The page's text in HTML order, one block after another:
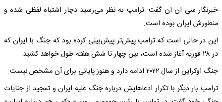
خبرنگار سی ان ان گفت: ترامپ به نظر می‌رسید دچار اشتباه لفظی شده و
منظورش ایران بوده است.
این در حالی است که ترامپ پیش‌تر پیش‌بینی کرده بود که جنگ با ایران که
در ۲۸ فوریه آغاز شده است، بین چهار تا شش هفته طول خواهد کشید.
جنگ اوکراین از سال ۲۰۲۲ ادامه دارد و هنوز پایانی برای آن مشخص نیست.
ترامپ بار دیگر با تکرار ادعاهایش درباره جنگ علیه ایران و تمجید از جنایات